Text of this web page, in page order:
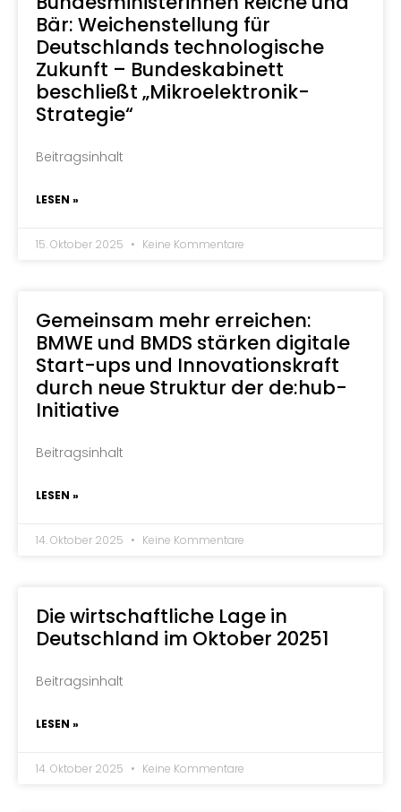
Bär: Weichenstellung für
Deutschlands technologische
Zukunft – Bundeskabinett
beschließt „Mikroelektronik-
Strategie“
Beitragsinhalt
LESEN »
15. Oktober 2025 Keine Kommentare
Gemeinsam mehr erreichen:
BMWE und BMDS stärken digitale
Start-ups und Innovationskraft
durch neue Struktur der de:hub-
Initiative
Beitragsinhalt
LESEN »
14. Oktober 2025 Keine Kommentare
Die wirtschaftliche Lage in
Deutschland im Oktober 20251
Beitragsinhalt
LESEN »
14. Oktober 2025 Keine Kommentare